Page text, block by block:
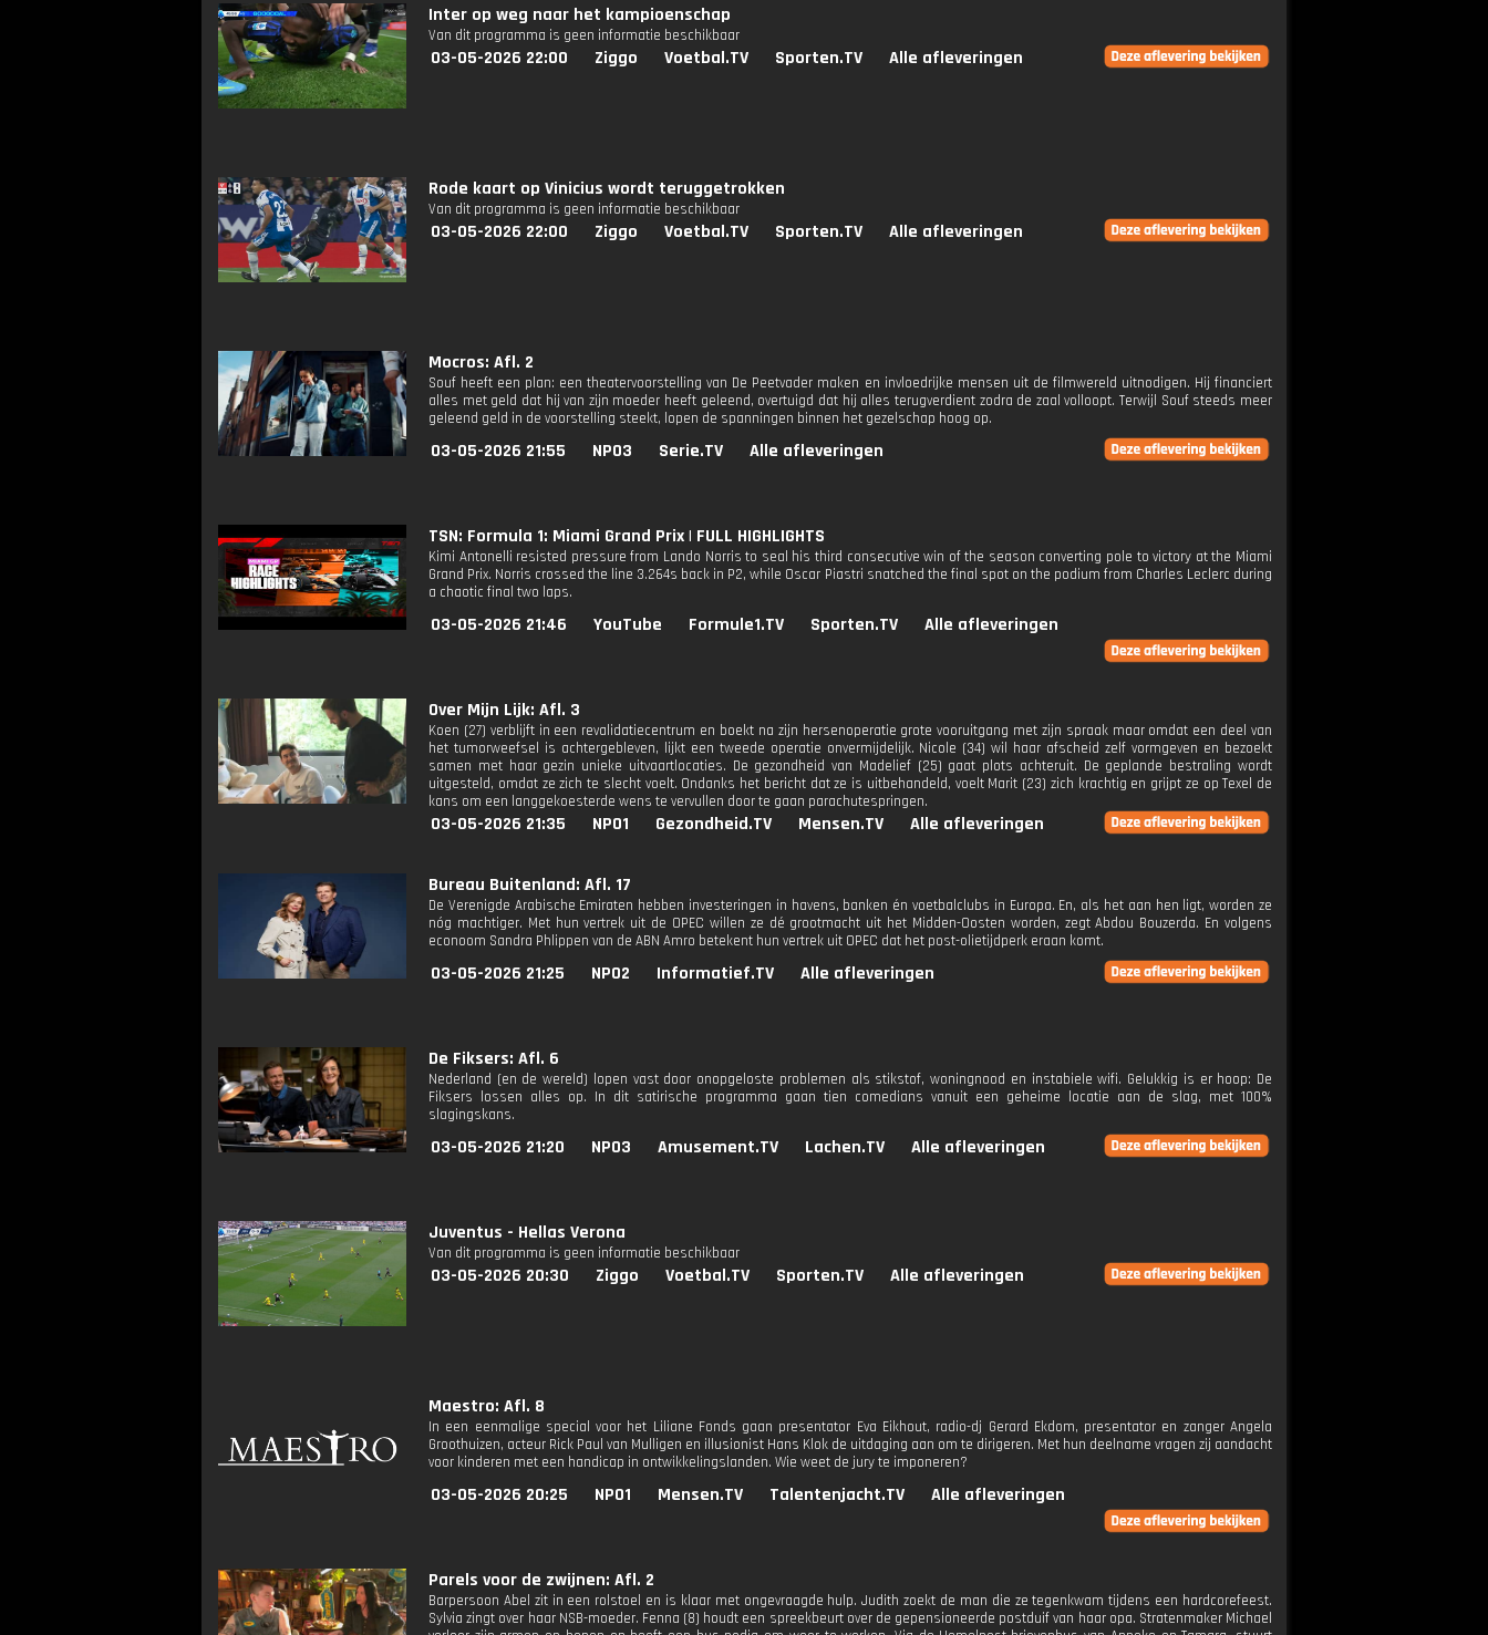
Inter op weg naar het kampioenschap
Van dit programma is geen informatie beschikbaar
03-05-2026 22:00 Ziggo Voetbal.TV Sporten.TV Alle afleveringen
Rode kaart op Vinicius wordt teruggetrokken
Van dit programma is geen informatie beschikbaar
03-05-2026 22:00 Ziggo Voetbal.TV Sporten.TV Alle afleveringen
Mocros: Afl. 2
Souf heeft een plan: een theatervoorstelling van De Peetvader maken en invloedrijke mensen uit de filmwereld uitnodigen. Hij financiert
alles met geld dat hij van zijn moeder heeft geleend, overtuigd dat hij alles terugverdient zodra de zaal volloopt. Terwijl Souf steeds meer
geleend geld in de voorstelling steekt, lopen de spanningen binnen het gezelschap hoog op.
03-05-2026 21:55 NPO3 Serie.TV Alle afleveringen
TSN: Formula 1: Miami Grand Prix | FULL HIGHLIGHTS
Kimi Antonelli resisted pressure from Lando Norris to seal his third consecutive win of the season converting pole to victory at the Miami
Grand Prix. Norris crossed the line 3.264s back in P2, while Oscar Piastri snatched the final spot on the podium from Charles Leclerc during
a chaotic final two laps.
03-05-2026 21:46 YouTube Formule1.TV Sporten.TV Alle afleveringen
Over Mijn Lijk: Afl. 3
Koen (27) verblijft in een revalidatiecentrum en boekt na zijn hersenoperatie grote vooruitgang met zijn spraak maar omdat een deel van
het tumorweefsel is achtergebleven, lijkt een tweede operatie onvermijdelijk. Nicole (34) wil haar afscheid zelf vormgeven en bezoekt
samen met haar gezin unieke uitvaartlocaties. De gezondheid van Madelief (25) gaat plots achteruit. De geplande bestraling wordt
uitgesteld, omdat ze zich te slecht voelt. Ondanks het bericht dat ze is uitbehandeld, voelt Marit (23) zich krachtig en grijpt ze op Texel de
kans om een langgekoesterde wens te vervullen door te gaan parachutespringen.
03-05-2026 21:35 NPO1 Gezondheid.TV Mensen.TV Alle afleveringen
Bureau Buitenland: Afl. 17
De Verenigde Arabische Emiraten hebben investeringen in havens, banken én voetbalclubs in Europa. En, als het aan hen ligt, worden ze
nóg machtiger. Met hun vertrek uit de OPEC willen ze dé grootmacht uit het Midden-Oosten worden, zegt Abdou Bouzerda. En volgens
econoom Sandra Phlippen van de ABN Amro betekent hun vertrek uit OPEC dat het post-olietijdperk eraan komt.
03-05-2026 21:25 NPO2 Informatief.TV Alle afleveringen
De Fiksers: Afl. 6
Nederland (en de wereld) lopen vast door onopgeloste problemen als stikstof, woningnood en instabiele wifi. Gelukkig is er hoop: De
Fiksers lossen alles op. In dit satirische programma gaan tien comedians vanuit een geheime locatie aan de slag, met 100%
slagingskans.
03-05-2026 21:20 NPO3 Amusement.TV Lachen.TV Alle afleveringen
Juventus - Hellas Verona
Van dit programma is geen informatie beschikbaar
03-05-2026 20:30 Ziggo Voetbal.TV Sporten.TV Alle afleveringen
Maestro: Afl. 8
In een eenmalige special voor het Liliane Fonds gaan presentator Eva Eikhout, radio-dj Gerard Ekdom, presentator en zanger Angela
Groothuizen, acteur Rick Paul van Mulligen en illusionist Hans Klok de uitdaging aan om te dirigeren. Met hun deelname vragen zij aandacht
voor kinderen met een handicap in ontwikkelingslanden. Wie weet de jury te imponeren?
03-05-2026 20:25 NPO1 Mensen.TV Talentenjacht.TV Alle afleveringen
Parels voor de zwijnen: Afl. 2
Barpersoon Abel zit in een rolstoel en is klaar met ongevraagde hulp. Judith zoekt de man die ze tegenkwam tijdens een hardcorefeest.
Sylvia zingt over haar NSB-moeder. Fenna (8) houdt een spreekbeurt over de gepensioneerde postduif van haar opa. Stratenmaker Michael